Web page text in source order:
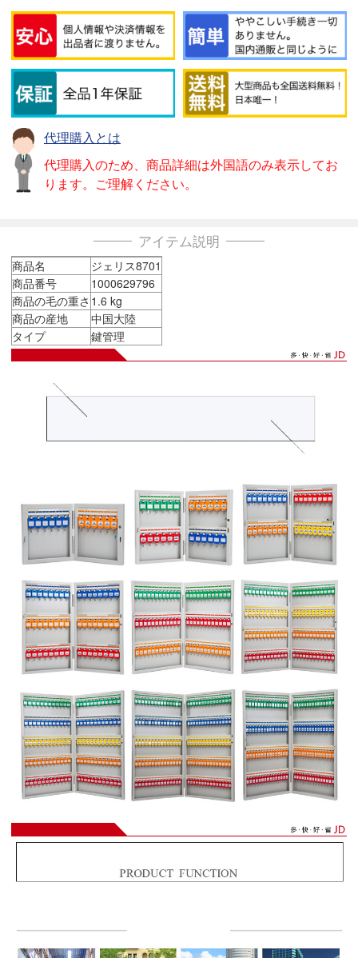
代理購入とは
代理購入のため、商品詳細は外国語のみ表示してお
ります。ご理解ください。
アイテム説明
商品名
ジェリス8701
商品番号
1000629796
商品の毛の重さ 1.6 kg
商品の産地
中国大陸
タイプ
鍵管理